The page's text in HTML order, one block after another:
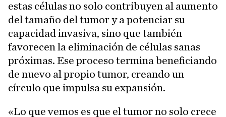
estas células no solo contribuyen al aumento
del tamaño del tumor y a potenciar su
capacidad invasiva, sino que también
favorecen la eliminación de células sanas
próximas. Ese proceso termina beneficiando
de nuevo al propio tumor, creando un
círculo que impulsa su expansión.
«Lo que vemos es que el tumor no solo crece